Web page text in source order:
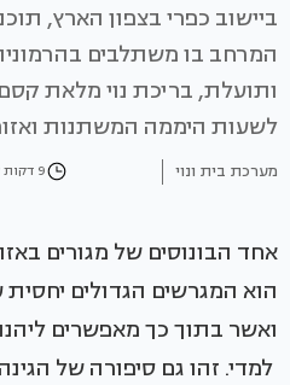
ביישוב כפרי בצפון הארץ,
המרחב בו משתלבים
ותועלת, בריכת נוי מלאת
לשעות היממה המשתנות
מערכת בית ונוי 9 דקות קריאה
אחד הבונוסים של מגורים
הוא המגרשים הגדולים
ואשר בתוך כך מאפשרים
למדי. זהו גם סיפורה של